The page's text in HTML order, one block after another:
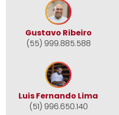
Gustavo Ribeiro
(55) 999.885.588
Luis Fernando Lima
(51) 996.650.140